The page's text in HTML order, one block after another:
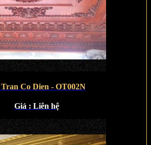
Co Dien - OT002N
Giá : Liên hệ